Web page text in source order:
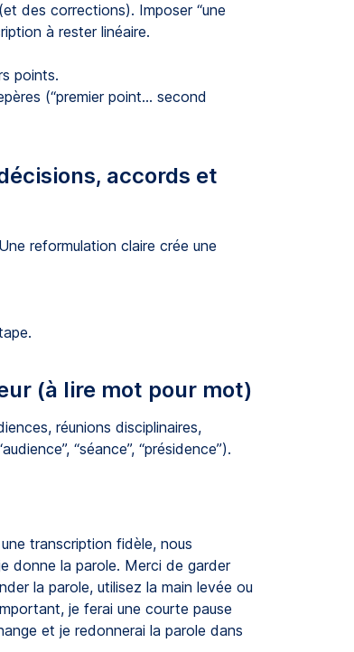
des corrections). Imposer “une
à rester linéaire.
points.
(“premier point… second
accords et
reformulation claire crée une
(à lire mot pour mot)
réunions disciplinaires,
“séance”, “présidence”).
transcription fidèle, nous
donne la parole. Merci de garder
la parole, utilisez la main levée ou
je ferai une courte pause
et je redonnerai la parole dans